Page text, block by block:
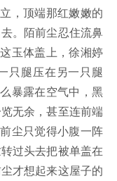
，顶端那红嫩嫩的
。陌前尘忍住流鼻
玉体盖上，徐湘婷
只腿压在另一只腿
暴露在空气中，黑
无余，甚至连前端
尘只觉得小腹一阵
过头去把被单盖在
才想起来这屋子的